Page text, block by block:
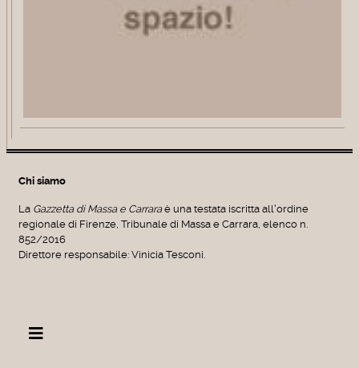
Chi siamo
La Gazzetta di Massa e Carraraè una testata iscritta all'ordine
regionale di Firenze, Tribunale di Massa e Carrara, elenco n.
852/2016
Direttore responsabile: Vinicia Tesconi.